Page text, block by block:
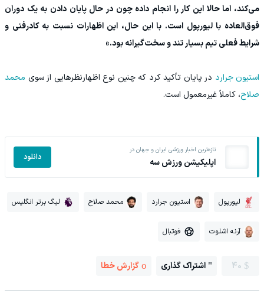
می‌کند، اما حالا این کار را انجام داده چون در حال پایان دادن به یک دوران
فوق‌العاده با لیورپول است. با این حال، این اظهارات نسبت به کادرفنی و
شرایط فعلی تیم بسیار تند و سخت‌گیرانه بود.»
استیون جرارد در پایان تأکید کرد که چنین نوع اظهارنظرهایی از سوی محمد
صلاح، کاملاً غیرمعمول است.
تازه‌ترین اخبار ورزشی ایران و جهان در
اپلیکیشن ورزش سه دانلود
لیورپول استیون جرارد محمد صلاح لیگ برتر انگلیس
آرنه اشلوت فوتبال
40 اشتراک گذاری گزارش خطا